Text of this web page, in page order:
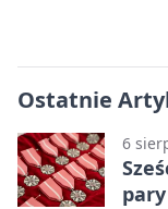
Ostatnie
6